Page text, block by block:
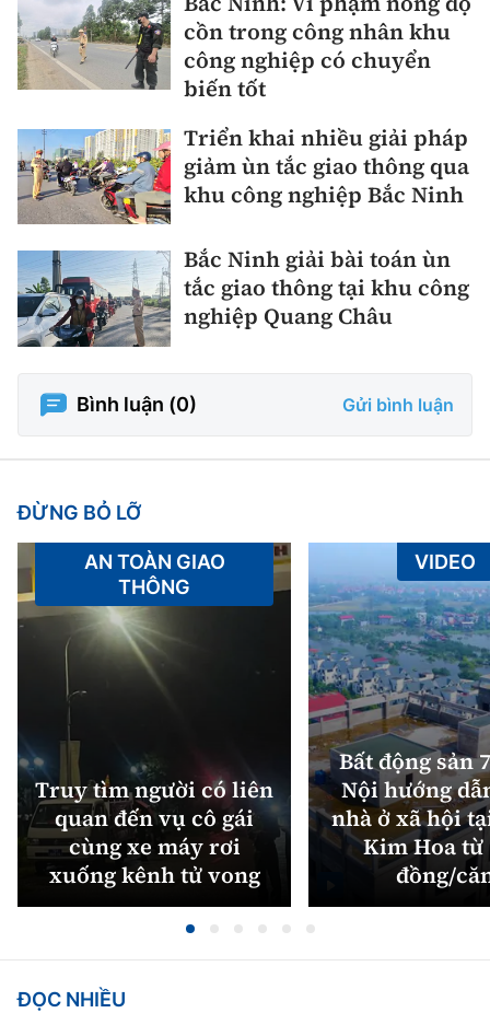
cồn trong công nhân khu
công nghiệp có chuyển
biến tốt
Triển khai nhiều giải pháp
giảm ùn tắc giao thông qua
khu công nghiệp Bắc Ninh
Bắc Ninh giải bài toán ùn
tắc giao thông tại khu công
nghiệp Quang Châu
Bình luận (0) Gửi bình luận
ĐỪNG BỎ LỠ
Truy tìm người có liên
quan đến vụ cô gái
cùng xe máy rơi
xuống kênh tử vong
AN TOÀN GIAO
THÔNG
Bất động sản
Nội hướng
nhà ở xã hội
Kim Hoa từ
đồng/
VIDEO
ĐỌC NHIỀU